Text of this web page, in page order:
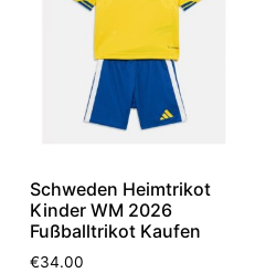
Schweden Heimtrikot
Kinder WM 2026
Fußballtrikot Kaufen
€34.00